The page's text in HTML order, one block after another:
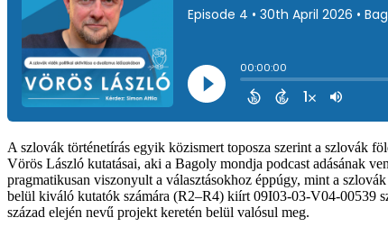
A szlovák történetírás egyik közismert toposza szerint a szlovák
Vörös László kutatásai, aki a Bagoly mondja podcast adásának
pragmatikusan viszonyult a választásokhoz éppúgy, mint a
belül kiváló kutatók számára (R2–R4) kiírt 09I03-03-V04-00539
század elején nevű projekt keretén belül valósul meg.